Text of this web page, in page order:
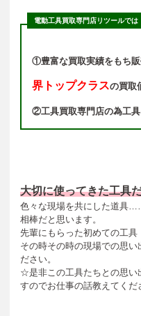
電動工具買取専門店リツールでは
①豊富な買取実績をもち販
界トップクラスの買取
②工具買取専門店の為工
大切に使ってきた工具
色々な現場を共にした道具
相棒だと思います。
先輩にもらった初めての工
その時その時の現場での思い
ださい。
☆是非この工具たちとの思い
すのでお仕事の話教えてく